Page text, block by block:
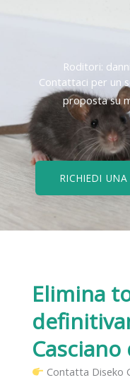
Roditori:
Contattaci per un
proposta su
RICHIEDI
Elimina
Contatta Diseko